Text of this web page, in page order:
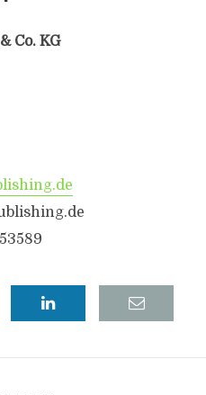
Co. KG